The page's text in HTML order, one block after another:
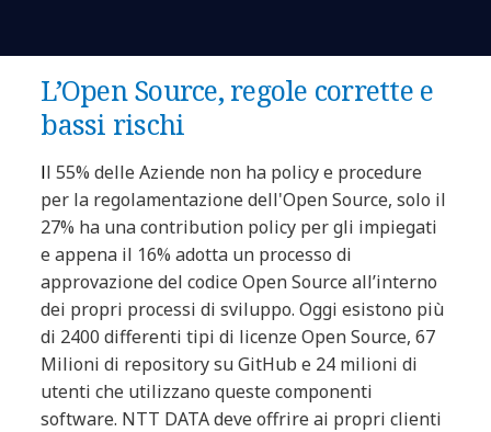
L’Open Source, regole corrette e
bassi rischi
ll 55% delle Aziende non ha policy e procedure
per la regolamentazionedell'OpenSource, solo il
27% ha unacontribution policy per gli impiegati
e appena il 16% adotta un processo di
approvazione del codice Open Source all’interno
dei propri processi di sviluppo. Oggi esistono più
di 2400 differenti tipi di licenze Open Source, 67
Milioni di repositorysuGitHub e 24 milioni di
utenti che utilizzano queste componenti
software. NTT DATA deve offrire ai propri clienti